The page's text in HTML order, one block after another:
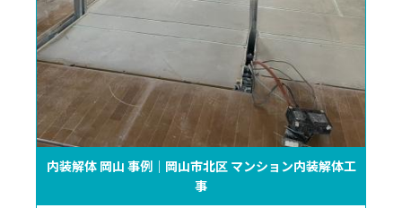
内装解体 岡山 事例｜岡山市北区 マンション内装解体工
事